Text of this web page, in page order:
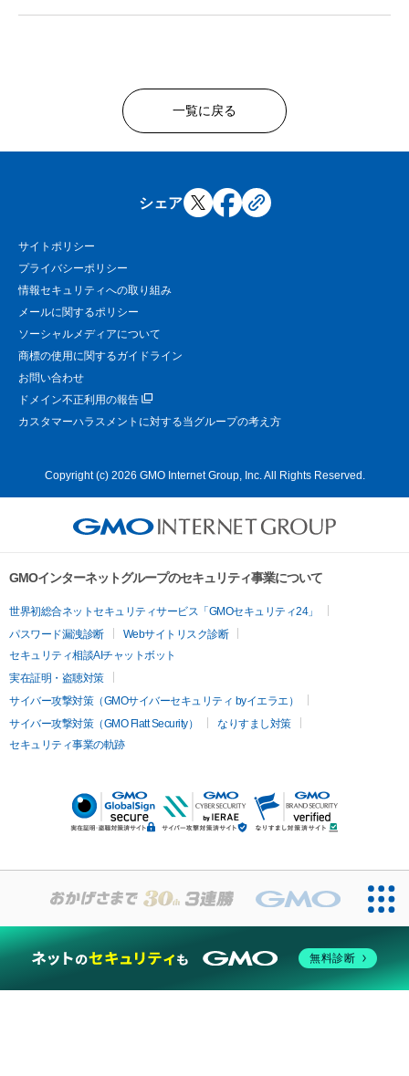
一覧に戻る
シェア
サイトポリシー
プライバシーポリシー
情報セキュリティへの取り組み
メールに関するポリシー
ソーシャルメディアについて
商標の使用に関するガイドライン
お問い合わせ
ドメイン不正利用の報告
カスタマーハラスメントに対する当グループの考え方
Copyright (c) 2026 GMO Internet Group, Inc. All Rights Reserved.
GMOインターネットグループのセキュリティ事業について
世界初総合ネットセキュリティサービス「GMOセキュリティ24」
パスワード漏洩診断
Webサイトリスク診断
セキュリティ相談AIチャットボット
実在証明・盗聴対策
サイバー攻撃対策（GMOサイバーセキュリティ byイエラエ）
サイバー攻撃対策（GMO Flatt Security）
なりすまし対策
セキュリティ事業の軌跡
無料診断